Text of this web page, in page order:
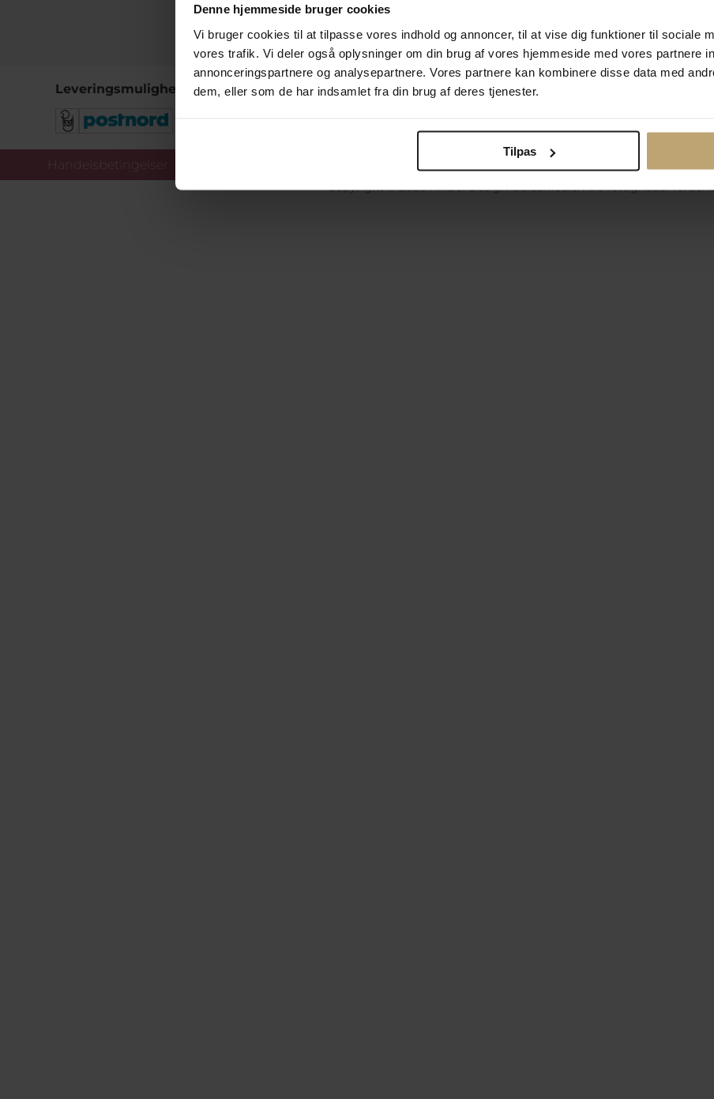
Denne hjemmeside bruger cookies
Vi bruger cookies til at tilpasse vores indhold og annoncer, til at vise dig funktioner til sociale
vores trafik. Vi deler også oplysninger om din brug af vores hjemmeside med vores partnere
annonceringspartnere og analysepartnere. Vores partnere kan kombinere disse data med
dem, eller som de har indsamlet fra din brug af deres tjenester.
Tilpas
Leveringsmuligheder Betalingsmuligheder
Handelsbetingelser
Copyright © 2026 Pind J. Design Guldsmedie. Alle rettigheder